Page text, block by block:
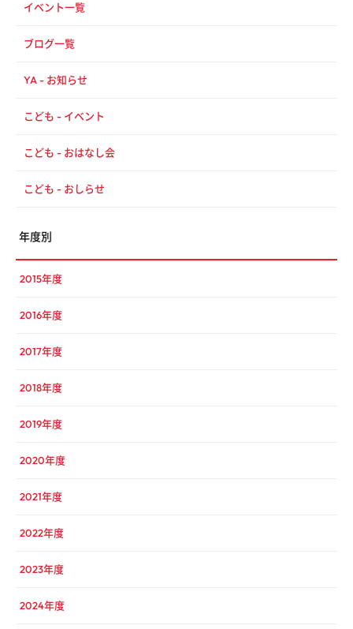
イベント一覧
ブログ一覧
YA - お知らせ
こども - イベント
こども - おはなし会
こども - おしらせ
年度別
2015年度
2016年度
2017年度
2018年度
2019年度
2020年度
2021年度
2022年度
2023年度
2024年度